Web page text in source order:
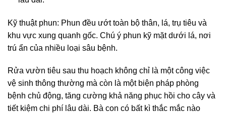
Kỹ thuật phun: Phun đều ướt toàn bộ thân, lá, trụ tiêu và
khu vực xung quanh gốc. Chú ý phun kỹ mặt dưới lá, nơi
trú ẩn của nhiều loại sâu bệnh.
Rửa vườn tiêu sau thu hoạch không chỉ là một công việc
vệ sinh thông thường mà còn là một biện pháp phòng
bệnh chủ động, tăng cường khả năng phục hồi cho cây và
tiết kiệm chi phí lâu dài. Bà con có bất kì thắc mắc nào